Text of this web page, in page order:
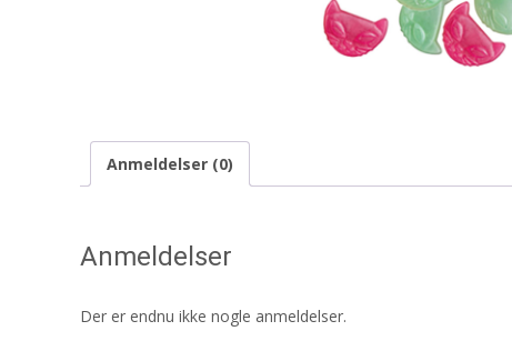
Anmeldelser (0)
Anmeldelser
Der er endnu ikke nogle anmeldelser.